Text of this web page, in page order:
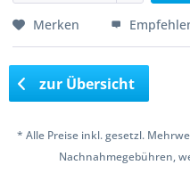
Merken
zur Übersicht
* Alle Preise inkl. gesetzl.
Nachnahmegebühren,